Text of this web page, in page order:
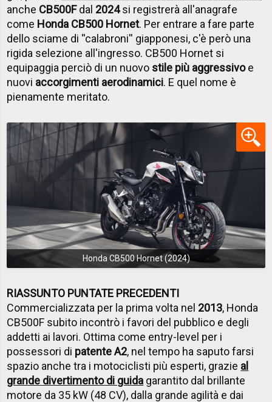
anche CB500Fdal 2024si registrerà all'anagrafe
come Honda CB500 Hornet. Per entrare a fare parte
dello sciame di ''calabroni'' giapponesi, c'è però una
rigida selezione all'ingresso. CB500 Hornet si
equipaggia perciò di un nuovo stile più aggressivoe
nuovi accorgimenti aerodinamici. E quel nome è
pienamente meritato.
Honda CB500 Hornet (2024)
RIASSUNTO PUNTATE PRECEDENTI
Commercializzata per la prima volta nel 2013, Honda
CB500F subito incontrò i favori del pubblico e degli
addetti ai lavori. Ottima come entry-level per i
possessori di patente A2, nel tempo ha saputo farsi
spazio anche tra i motociclisti più esperti, grazie al
grande divertimento di guida garantito dal brillante
motore da 35 kW (48 CV), dalla grande agilità e dai